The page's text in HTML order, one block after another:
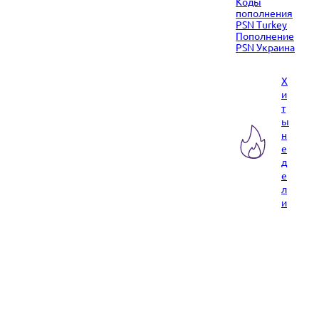
пополнения
PSN Turkey
Пополнение
PSN Украина
Х
и
т
ы
н
е
д
е
л
и